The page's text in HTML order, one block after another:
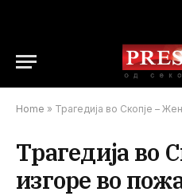
Home » Трагедија во Скопје –
Трагедија во
изгоре во